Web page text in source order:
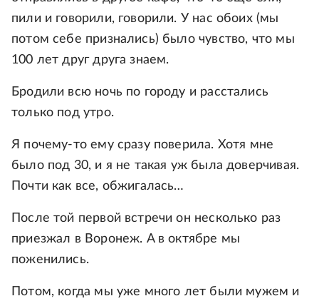
пили и говорили, говорили. У нас обоих (мы
потом себе признались) было чувство, что мы
100 лет друг друга знаем.
Бродили всю ночь по городу и расстались
только под утро.
Я почему-то ему сразу поверила. Хотя мне
было под 30, и я не такая уж была доверчивая.
Почти как все, обжигалась…
После той первой встречи он несколько рaз
приезжaл в Воронеж. A в октябре мы
поженились.
Потом, когда мы уже много лет были мужем и